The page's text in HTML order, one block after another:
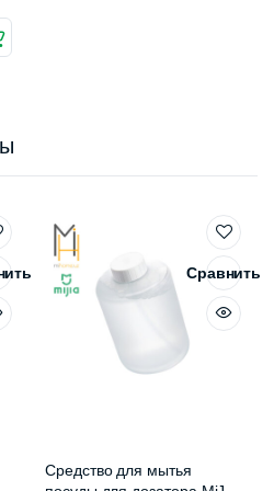
Сравнить
Средство для мытья